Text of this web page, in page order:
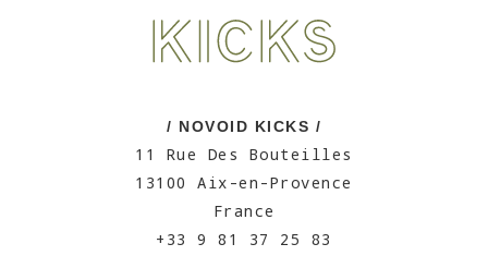
/ NOVOID KICKS /
11 Rue Des Bouteilles
13100 Aix-en-Provence
France
+33 9 81 37 25 83